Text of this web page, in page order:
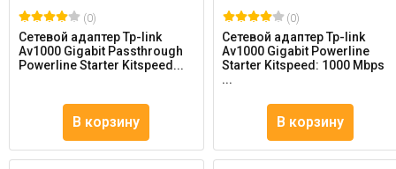
(0)
Сетевой адаптер Tp-link
Av1000 Gigabit Passthrough
Powerline Starter Kitspeed...
В корзину
(0)
Сетевой адаптер Tp-link
Av1000 Gigabit Powerline
Starter Kitspeed: 1000 Mbps
...
В корзину